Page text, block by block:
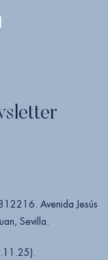
Avenida Jesús
Sevilla.